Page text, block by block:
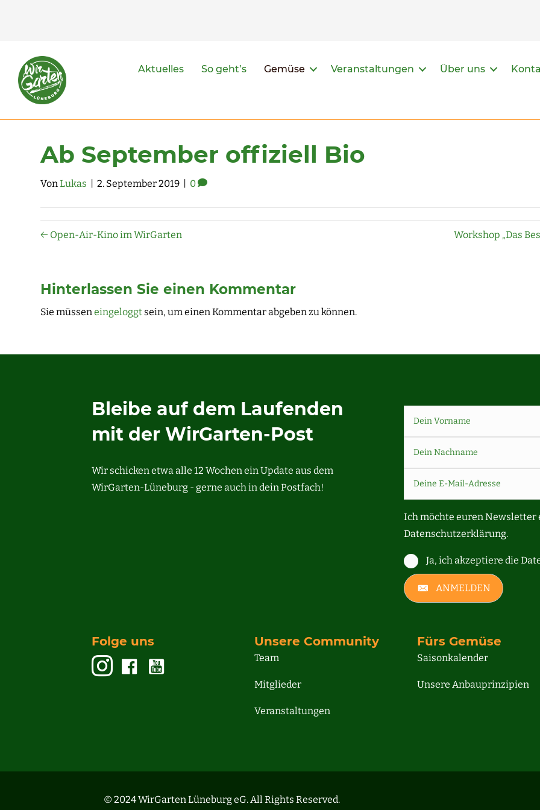
Aktuelles So geht’s Gemüse Veranstaltungen Über uns
Ab September offiziell Bio
VonLukas | 2. September 2019 | 0
← Open-Air-Kino im WirGarten Workshop „Das
Hinterlassen Sie einen Kommentar
Sie müsseneingeloggt sein, um einen Kommentar abgeben zu können.
Bleibe auf dem Laufenden
mit der WirGarten-Post
Wir schicken etwa alle 12 Wochen ein Update aus dem
WirGarten-Lüneburg - gerne auch in dein Postfach!
Ich möchte euren Newsletter
Datenschutzerklärung.
Ja, ich akzeptiere die
ANMELDEN
Folge uns Unsere Community
Team
Mitglieder
Veranstaltungen
Fürs Gemüse
Saisonkalender
Unsere Anbauprinzipien
© 2024 WirGarten Lüneburg eG. All Rights Reserved.